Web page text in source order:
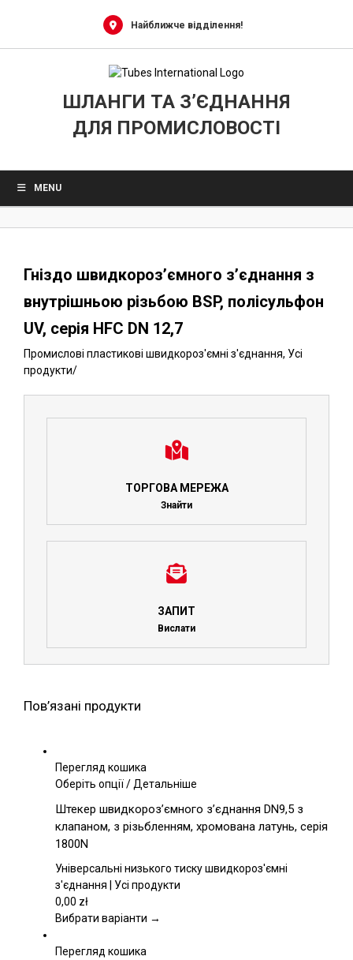
Найближче відділення!
ШЛАНГИ ТА З’ЄДНАННЯ
ДЛЯ ПРОМИСЛОВОСТІ
MENU
Гніздо швидкороз’ємного з’єднання з
внутрішньою різьбою BSP, полісульфон
UV, серія HFC DN 12,7
Промислові пластикові швидкороз'ємні з'єднання, Усі
продукти/
ТОРГОВА МЕРЕЖА
Знайти
ЗАПИТ
Вислати
Пов’язані продукти
Перегляд кошика
Оберіть опціїЦей
має
кілька
Параметри
можна
на
товару
/Детальніше
Штекер швидкороз’ємного з’єднання DN9,5 з
клапаном, з різьбленням, хромована латунь, серія
1800N
Універсальні низького тиску швидкороз'ємні
з'єднання | Усі продукти
0,00 zł
Вибрати варіанти →
Перегляд кошика